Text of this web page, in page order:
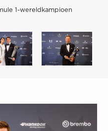
1-wereldkampioen